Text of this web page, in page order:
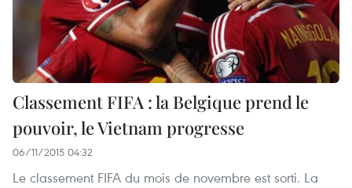
Classement FIFA : la Belgique prend le
pouvoir, le Vietnam progresse
06/11/2015 04:32
Le classement FIFA du mois de novembre est sorti. La